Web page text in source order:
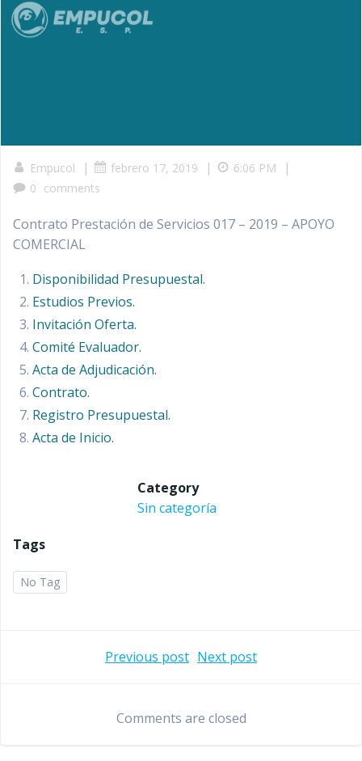
Empucol | febrero 17, 2019 | 6:06 PM |
0 comments
Contrato Prestación de Servicios 017 – 2019 – APOYO
COMERCIAL
Disponibilidad Presupuestal.
Estudios Previos.
Invitación Oferta.
Comité Evaluador.
Acta de Adjudicación.
Contrato.
Registro Presupuestal.
Acta de Inicio.
Category
Sin categoría
Tags
No Tag
Navegación
de
Previous post
de
Next post
Comments are closed